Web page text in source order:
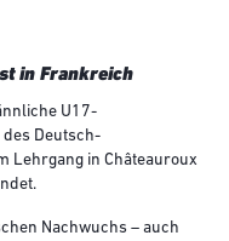
in Frankreich
U17-
Deutsch-
Lehrgang in Châteauroux
Nachwuchs – auch